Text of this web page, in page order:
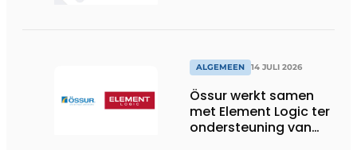
ALGEMEEN 14 JULI 2026
Össur werkt samen
met Element Logic ter
ondersteuning van